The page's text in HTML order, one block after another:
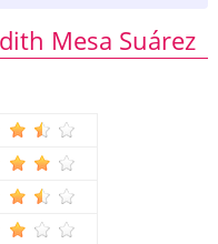
Mesa Suárez